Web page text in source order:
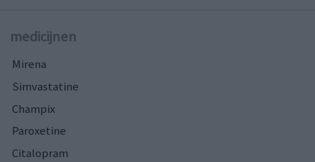
medicijnen
Mirena
Simvastatine
Champix
Paroxetine
Citalopram